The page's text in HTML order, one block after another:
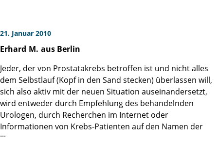
21. Januar 2010
Erhard M. aus Berlin
Jeder, der von Prostatakrebs betroffen ist und nicht alles
dem Selbstlauf (Kopf in den Sand stecken) überlassen will,
sich also aktiv mit der neuen Situation auseinandersetzt,
wird entweder durch Empfehlung des behandelnden
Urologen, durch Recherchen im Internet oder
Informationen von Krebs-Patienten auf den Namen der
Martini-Klinik Hamburg stoßen. Mir wurde die Klinik durch